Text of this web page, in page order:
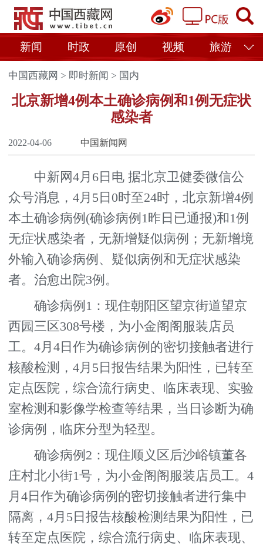
新闻 时政 原创 视频 旅游
中国西藏网 > 即时新闻 > 国内
北京新增4例本土确诊病例和1例无症状
感染者
2022-04-06 中国新闻网
中新网4月6日电 据北京卫健委微信公
众号消息，4月5日0时至24时，北京新增4例
本土确诊病例(确诊病例1昨日已通报)和1例
无症状感染者，无新增疑似病例；无新增境
外输入确诊病例、疑似病例和无症状感染
者。治愈出院3例。
确诊病例1：现住朝阳区望京街道望京
西园三区308号楼，为小金阁阁服装店员
工。4月4日作为确诊病例的密切接触者进行
核酸检测，4月5日报告结果为阳性，已转至
定点医院，综合流行病史、临床表现、实验
室检测和影像学检查等结果，当日诊断为确
诊病例，临床分型为轻型。
确诊病例2：现住顺义区后沙峪镇董各
庄村北小街1号，为小金阁阁服装店员工。4
月4日作为确诊病例的密切接触者进行集中
隔离，4月5日报告核酸检测结果为阳性，已
转至定点医院，综合流行病史、临床表现、